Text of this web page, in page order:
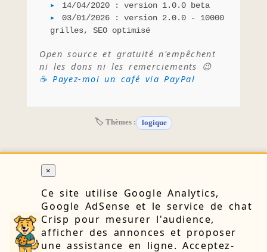
×
Ce site utilise Google Analytics,
Google AdSense et le service de chat
Crisp pour mesurer l'audience,
afficher des annonces et proposer
une assistance en ligne. Acceptez-
14/04/2020 : version 1.0.0 beta
03/01/2026 : version 2.0.0 - 10000
grilles, SEO optimisé
Open source et gratuité n'empêchent
ni les dons ni les remerciements 😉
☕ Payez-moi un café via PayPal
🏷 Thèmes : logique
🔒 Confidentialité👤 À propos📝 Blog
📧 Contact
⚙️ Cookies